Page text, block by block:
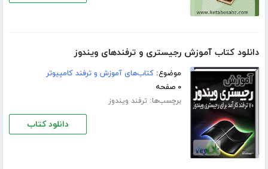
دانلود کتاب آموزش رجیستری و ترفندهای ویندوز
موضوع:کتاب‌های آموزش و ترفند کامپیوتر
۰ صفحه
برچسب‌ها: ترفند ویندوز
دانلود کتاب